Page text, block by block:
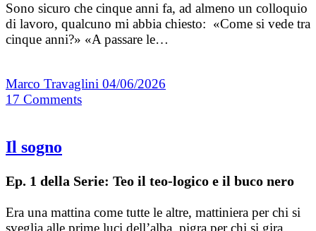
Sono sicuro che cinque anni fa, ad almeno un colloquio
di lavoro, qualcuno mi abbia chiesto: «Come si vede tra
cinque anni?» «A passare le…
Marco Travaglini 04/06/2026
17 Comments
Il sogno
Ep. 1 della Serie: Teo il teo-logico e il buco nero
Era una mattina come tutte le altre, mattiniera per chi si
sveglia alle prime luci dell’alba, pigra per chi si gira